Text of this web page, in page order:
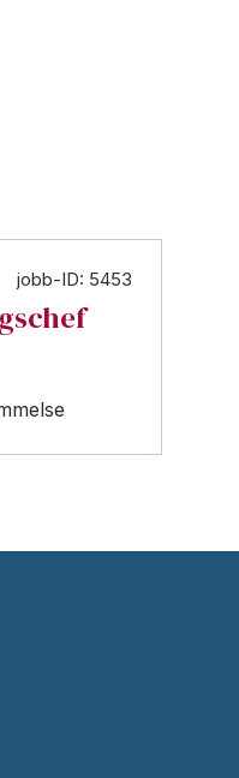
jobb-ID: 5453